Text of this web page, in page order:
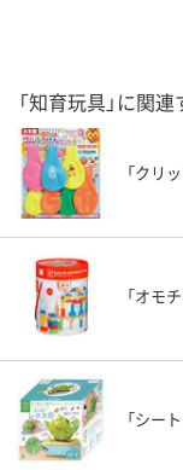
「知育玩具」に関
「クリ
「オモ
「シー